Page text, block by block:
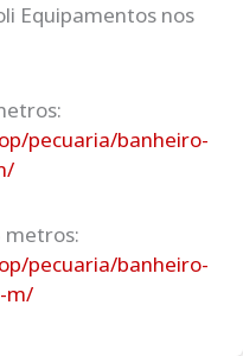
Equipamentos nos
pecuaria/banheiro-
metros:
pecuaria/banheiro-
m/